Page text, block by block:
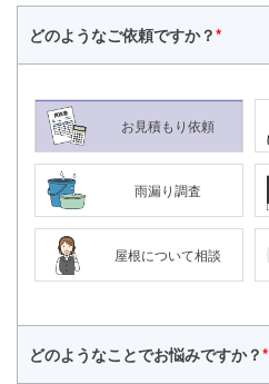
どのようなご依頼ですか？*
お見積もり依頼
雨漏り調査
屋根について相談
どのようなことでお悩みですか？*